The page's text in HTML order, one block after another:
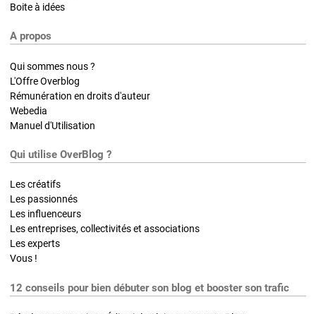
Boite à idées
A propos
Qui sommes nous ?
L'Offre Overblog
Rémunération en droits d'auteur
Webedia
Manuel d'Utilisation
Qui utilise OverBlog ?
Les créatifs
Les passionnés
Les influenceurs
Les entreprises, collectivités et associations
Les experts
Vous !
12 conseils pour bien débuter son blog et booster son trafic